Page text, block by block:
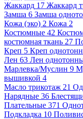
Жаккард 17 Жаккард
Замша 6 Замша
Кожа (эко) 2 Кожа 2
Костюмные 42
костюмная ткань 27
Креп 5 Креп
Лен 63 Лен
Марлевка/Муслин 9
вышивкой 4
Масло трикотаж 21
Нарядные 36
Плательные 371
Подкладка 10